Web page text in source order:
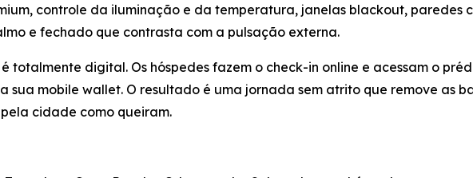
controle da iluminação e da temperatura, janelas blackout, paredes
e fechado que contrasta com a pulsação externa.
digital. Os hóspedes fazem o check-in online e acessam o
sua mobile wallet. O resultado é uma jornada sem atrito que remove as
cidade como queiram.